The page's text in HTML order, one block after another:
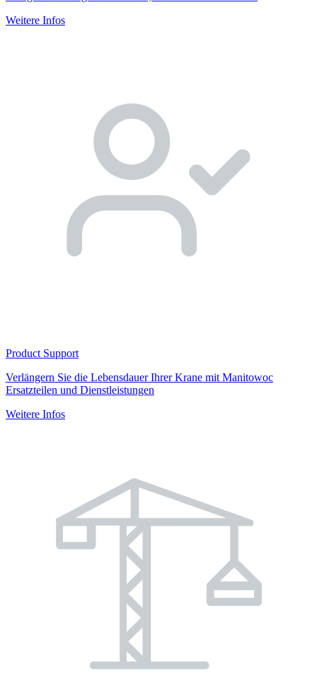
Weitere Infos
Product Support
Verlängern Sie die Lebensdauer Ihrer Krane mit Manitowoc
Ersatzteilen und Dienstleistungen
Weitere Infos